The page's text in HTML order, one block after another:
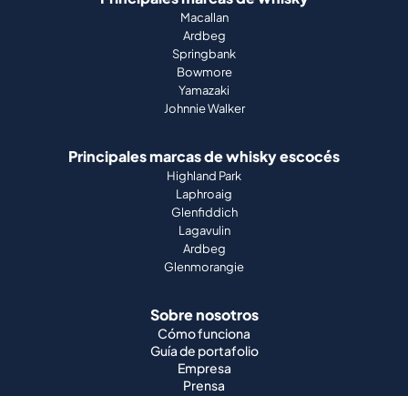
Macallan
Ardbeg
Springbank
Bowmore
Yamazaki
Johnnie Walker
Principales marcas de whisky escocés
Highland Park
Laphroaig
Glenfiddich
Lagavulin
Ardbeg
Glenmorangie
Sobre nosotros
Cómo funciona
Guía de portafolio
Empresa
Prensa